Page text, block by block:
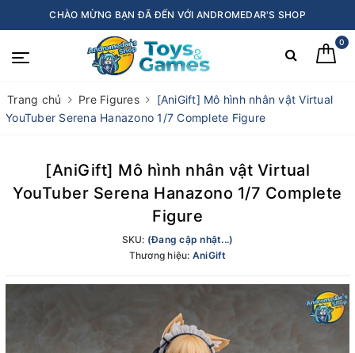
CHÀO MỪNG BẠN ĐÃ ĐẾN VỚI ANDROMEDAR'S SHOP
0
Trang chủ Pre Figures
[AniGift] Mô hình nhân vật Virtual
YouTuber Serena Hanazono 1/7 Complete Figure
[AniGift] Mô hình nhân vật Virtual
YouTuber Serena Hanazono 1/7 Complete
Figure
SKU: (Đang cập nhật...)
Thương hiệu: AniGift